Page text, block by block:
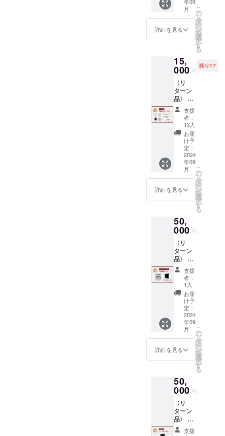
する名
前・
ネーム
を備考
支援し
てくだ
さい。
書・証
明書
（2025
年1月頃
ニュー
動画は
ほどの
動画に
なりま
す。
メッ
セージ
ハガキ
はご入
力いた
だいた
住所へ
発送い
す。 動
画の提
者の
メール
アドレ
ス宛に
限定
URLを
送信す
る予定
です。
※寄付者
ボード
に記載
する名
前・
ニック
を備考
欄に記
てくだ
さい。
５cm ・
当日イ
ベント
＆試合
広報部
作成）
・寄付
金領収
書・証
明書
（2025
年1月頃
郵送）
ありが
とう動
画は約1
分ほど
の動画
になり
ます。
メッ
力いた
だいた
発送い
たしま
す。 動
画の提
供方法
は協賛
者の
メール
アドレ
ス宛に
限定
URLを
る予定
です。
※寄付者
に記載
する名
前・
ニック
ネーム
を備考
欄に記
可能、
福岡大
学サッ
カー場
入り口
に掲
字サイ
ズ
（縦）
約１５
cm（横
）約２
０cm ・
ありが
とう動
画 ・
メッ
セージ
ハガキ
・当日
イベン
ト＆試
合動画
作成）
・寄付
金領収
書・証
明書
（2025
年1月頃
郵送）
ありが
とう動
画は約1
分ほど
の動画
になり
ます。
メッ
セージ
だいた
住所へ
たしま
す。 動
画の提
供方法
年09
月
詳細を見る
こ
の
リ
タ
ー
ン
を
選
択
す
る
15,
000 円
残り17
〈リ
ターン
品〉 ・
ありが
とう動
画 ・
メッ
セージ
ハガキ
・寄付
者ボー
ドに名
前を記
載
（大）※
ニック
可能、
福岡大
学サッ
カー場
入り口
に掲
載、文
字サイ
（縦）
約８
cm（横
）約１
８cm ・
当日イ
ベント
＆試合
素材：
ポリエ
ステル
100%、
S,M,L,X
L,XXLサ
イズあ
支援
者：
13人
お届
け予
定：
2024
年09
月
詳細を見る
こ
の
リ
タ
ー
ン
を
選
択
す
る
50,
000 円
〈リ
ターン
品〉 ・
OBブー
ス設置
（過去
の福大
の写真
や現在
までの
経歴を
記した
ブース
にセレ
クト）※
ブース
（縦）
約
3600m
m
（横）
約
5300m
支援
者：
1人
お届
け予
定：
2024
年09
月
詳細を見る
こ
の
リ
タ
ー
ン
を
選
択
す
る
50,
000 円
〈リ
ターン
品〉 ・
企業様
支援